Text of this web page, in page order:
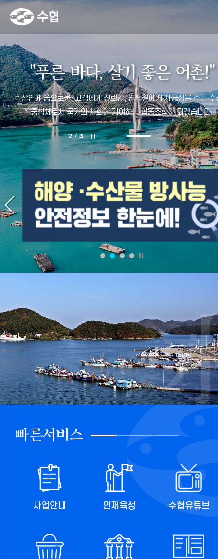
fnctId=imageSlide,fnctNo=21
비주얼( 3개)
"푸른 바다, 살기 좋은 어촌!"
수산인에 풍요로움, 고객에게 신뢰감, 임직원에게 자긍심을 주는수
중심체로서 국가와 사회에 기여하는 협동조합이 되겠습니다.
2 / 3
fnctId=imageSlide,fnctNo=22
팝업존(4개)
빠른서비스
사업안내 인재육성 수협유튜브